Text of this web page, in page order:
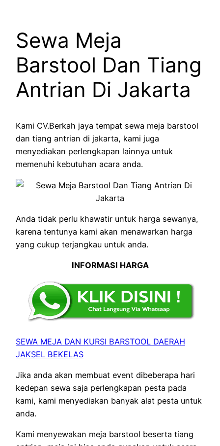
Sewa Meja
Barstool Dan Tiang
Antrian Di Jakarta
Kami CV.Berkah jaya tempat sewa meja barstool
dan tiang antrian di jakarta, kami juga
menyediakan perlengkapan lainnya untuk
memenuhi kebutuhan acara anda.
Anda tidak perlu khawatir untuk harga sewanya,
karena tentunya kami akan menawarkan harga
yang cukup terjangkau untuk anda.
INFORMASI HARGA
SEWA MEJA DAN KURSI BARSTOOL DAERAH
JAKSEL BEKELAS
Jika anda akan membuat event dibeberapa hari
kedepan sewa saja perlengkapan pesta pada
kami, kami menyediakan banyak alat pesta untuk
anda.
Kami menyewakan meja barstool beserta tiang